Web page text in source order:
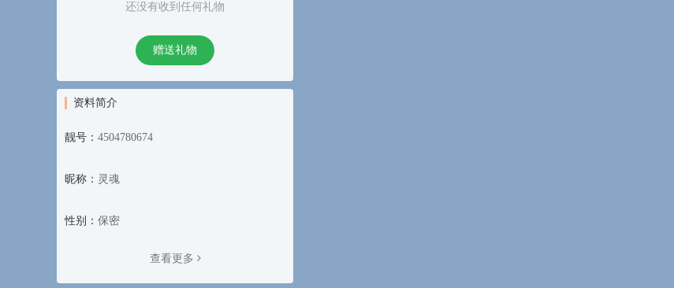
还没有收到任何礼物
赠送礼物
资料简介
靓号： 4504780674
昵称： 灵魂
性别： 保密
查看更多